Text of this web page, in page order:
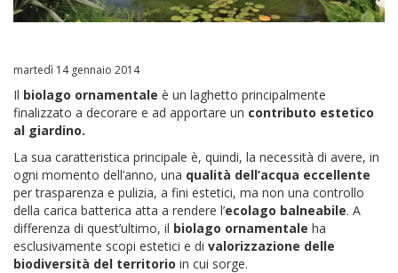
martedì 14 gennaio 2014
Il biolago ornamentale è un laghetto principalmente
finalizzato a decorare e ad apportare un contributo estetico
al giardino.
La sua caratteristica principale è, quindi, la necessità di avere, in
ogni momento dell’anno, una qualità dell’acqua eccellente
per trasparenza e pulizia, a fini estetici, ma non una controllo
della carica batterica atta a rendere l’ecolago balneabile. A
differenza di quest’ultimo, il biolago ornamentale ha
esclusivamente scopi estetici e di valorizzazione delle
biodiversità del territorio in cui sorge.